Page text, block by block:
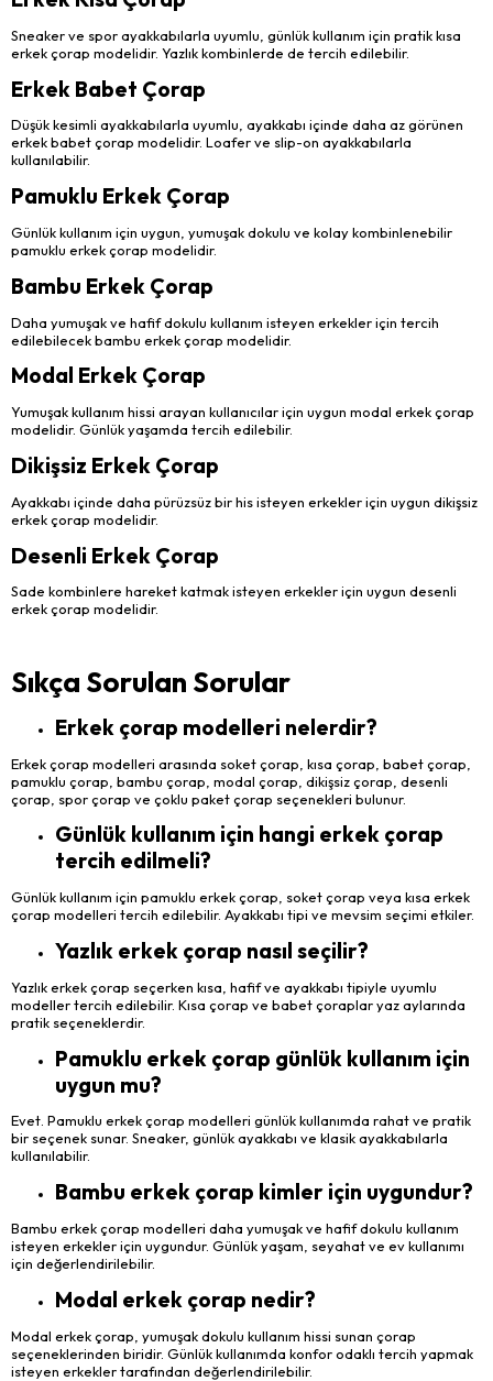
Sneaker ve spor ayakkabılarla uyumlu, günlük kullanım için pratik kısa
erkek çorap modelidir. Yazlık kombinlerde de tercih edilebilir.
Erkek Babet Çorap
Düşük kesimli ayakkabılarla uyumlu, ayakkabı içinde daha az görünen
erkek babet çorap modelidir. Loafer ve slip-on ayakkabılarla
kullanılabilir.
Pamuklu Erkek Çorap
Günlük kullanım için uygun, yumuşak dokulu ve kolay kombinlenebilir
pamuklu erkek çorap modelidir.
Bambu Erkek Çorap
Daha yumuşak ve hafif dokulu kullanım isteyen erkekler için tercih
edilebilecek bambu erkek çorap modelidir.
Modal Erkek Çorap
Yumuşak kullanım hissi arayan kullanıcılar için uygun modal erkek çorap
modelidir. Günlük yaşamda tercih edilebilir.
Dikişsiz Erkek Çorap
Ayakkabı içinde daha pürüzsüz bir his isteyen erkekler için uygun dikişsiz
erkek çorap modelidir.
Desenli Erkek Çorap
Sade kombinlere hareket katmak isteyen erkekler için uygun desenli
erkek çorap modelidir.
Sıkça Sorulan Sorular
Erkek çorap modelleri nelerdir?
Erkek çorap modelleri arasında soket çorap, kısa çorap, babet çorap,
pamuklu çorap, bambu çorap, modal çorap, dikişsiz çorap, desenli
çorap, spor çorap ve çoklu paket çorap seçenekleri bulunur.
Günlük kullanım için hangi erkek çorap
tercih edilmeli?
Günlük kullanım için pamuklu erkek çorap, soket çorap veya kısa erkek
çorap modelleri tercih edilebilir. Ayakkabı tipi ve mevsim seçimi etkiler.
Yazlık erkek çorap nasıl seçilir?
Yazlık erkek çorap seçerken kısa, hafif ve ayakkabı tipiyle uyumlu
modeller tercih edilebilir. Kısa çorap ve babet çoraplar yaz aylarında
pratik seçeneklerdir.
Pamuklu erkek çorap günlük kullanım için
uygun mu?
Evet. Pamuklu erkek çorap modelleri günlük kullanımda rahat ve pratik
bir seçenek sunar. Sneaker, günlük ayakkabı ve klasik ayakkabılarla
kullanılabilir.
Bambu erkek çorap kimler için uygundur?
Bambu erkek çorap modelleri daha yumuşak ve hafif dokulu kullanım
isteyen erkekler için uygundur. Günlük yaşam, seyahat ve ev kullanımı
için değerlendirilebilir.
Modal erkek çorap nedir?
Modal erkek çorap, yumuşak dokulu kullanım hissi sunan çorap
seçeneklerinden biridir. Günlük kullanımda konfor odaklı tercih yapmak
isteyen erkekler tarafından değerlendirilebilir.